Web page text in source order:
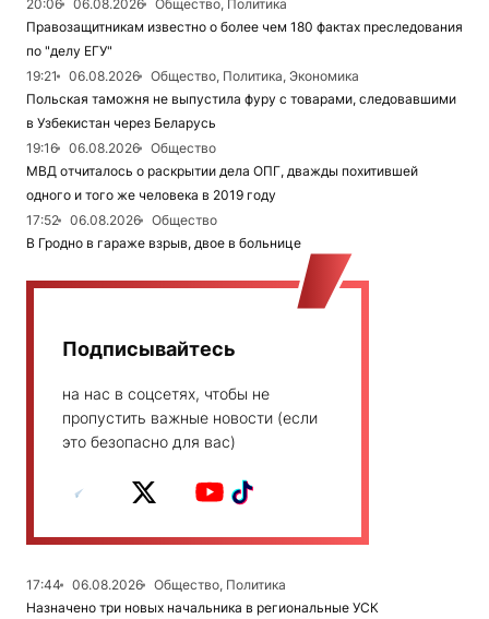
20:06 06.08.2026
Общество, Политика
Правозащитникам известно о более чем 180 фактах преследования
по "делу ЕГУ"
19:21
06.08.2026
Общество, Политика, Экономика
Польская таможня не выпустила фуру с товарами, следовавшими
в Узбекистан через Беларусь
19:16
06.08.2026
Общество
МВД отчиталось о раскрытии дела ОПГ, дважды похитившей
одного и того же человека в 2019 году
17:52
06.08.2026
Общество
В Гродно в гараже взрыв, двое в больнице
Подписывайтесь
на нас в соцсетях, чтобы не
пропустить важные новости (если
это безопасно для вас)
17:44 06.08.2026
Общество, Политика
Назначено три новых начальника в региональные УСК